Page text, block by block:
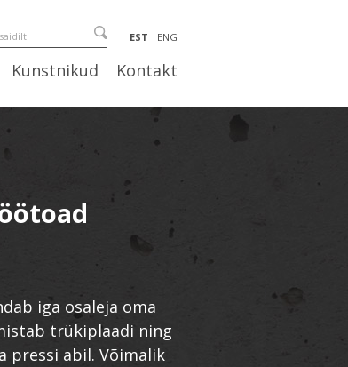
EST ENG
Kunstnikud Kontakt
iga osaleja oma
trükiplaadi ning
pressi abil. Võimalik